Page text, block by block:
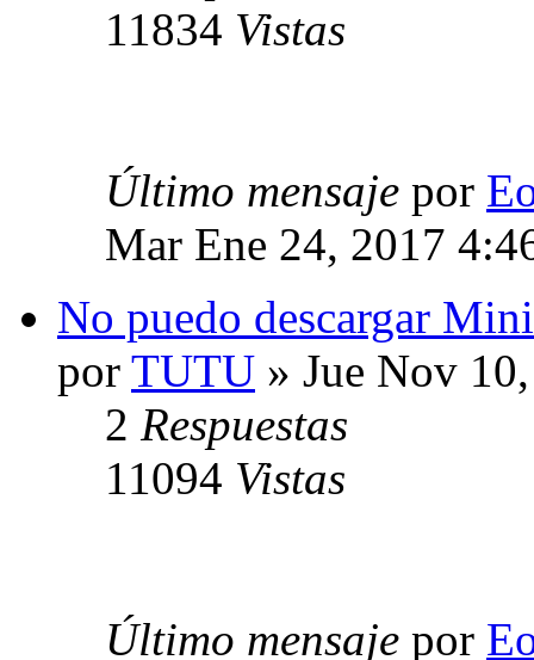
11834 Vistas
Último mensaje por
Mar Ene 24, 2017
No puedo descargar
por TUTU » Jue Nov
2 Respuestas
11094 Vistas
Último mensaje por